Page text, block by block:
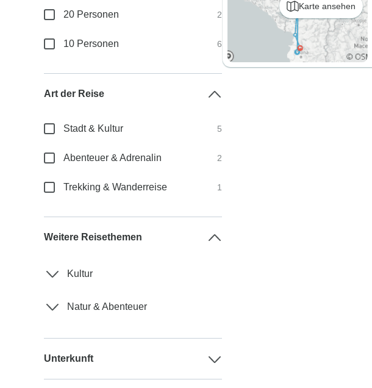
Karte ansehen
20 Personen 2
10 Personen 6
Art der Reise
Stadt & Kultur 5
Abenteuer & Adrenalin 2
Trekking & Wanderreise 1
Weitere Reisethemen
Kultur
Natur & Abenteuer
Unterkunft